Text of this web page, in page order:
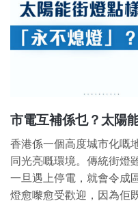
市電互補係乜？太陽
香港係一個高度城市化嘅
同光亮嘅環境。傳統街燈
一旦遇上停電，就會令成
燈愈嚟愈受歡迎，因為佢